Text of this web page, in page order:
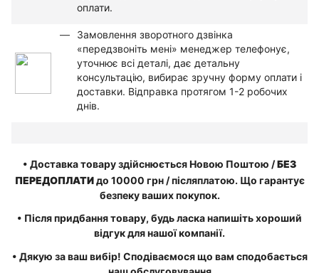
оплати.
Замовлення зворотного дзвінка
«передзвоніть мені» менеджер телефонує,
уточнює всі деталі, дає детальну
консультацію, вибирає зручну форму оплати і
доставки. Відправка протягом 1-2 робочих
днів.
• ДоставкатоваруздійснюєтьсяНовою Поштою /БЕЗ
ПЕРЕДОПЛАТИ до 10000 грн / післяплатою. Що гарантує
безпеку ваших покупок.
• Післяпридбаннятовару, будь ласканапишітьхороший
відгукдлянашоїкомпанії.
• Дякую за ваш вибір! Сподіваємося що вам сподобається